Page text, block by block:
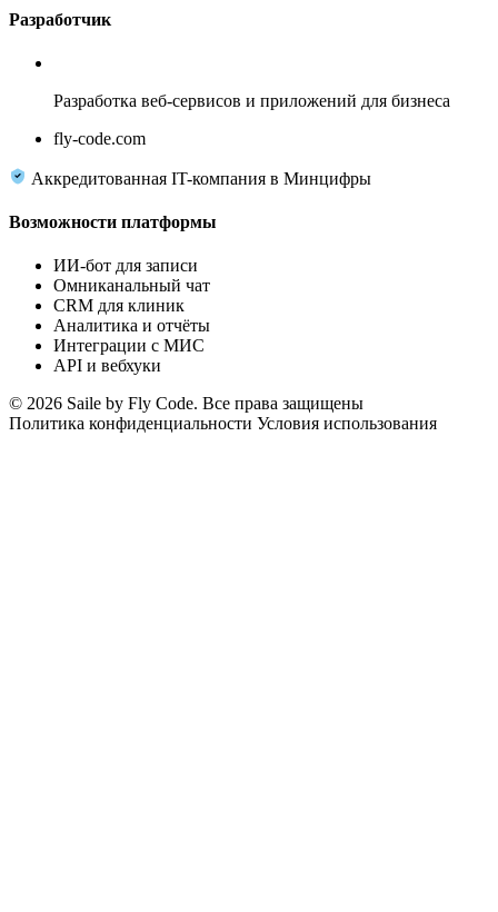
Разработчик
Разработка веб-сервисов и приложений для бизнеса
fly-code.com
Аккредитованная IT-компания в Минцифры
Возможности платформы
ИИ-бот для записи
Омниканальный чат
CRM для клиник
Аналитика и отчёты
Интеграции с МИС
API и вебхуки
© 2026 Saile by Fly Code. Все права защищены
Политика конфиденциальности Условия использования